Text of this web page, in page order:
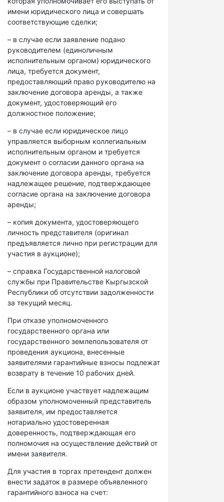
имени юридического лица и совершать
соответствующие сделки;
– в случае если заявление подано
руководителем (единоличным
исполнительным органом) юридического
лица, требуется документ,
предоставляющий право руководителю на
заключение договора аренды, а также
документ, удостоверяющий его
должностное положение;
– в случае если юридическое лицо
управляется выборным коллегиальным
исполнительным органом и требуется
документ о согласии данного органа на
заключение договора аренды, требуется
надлежащее решение, подтверждающее
согласие органа на заключение договора
аренды;
– копия документа, удостоверяющего
личность представителя (оригинал
предъявляется лично при регистрации для
участия в аукционе);
– справка Государственной налоговой
службы при Правительстве Кыргызской
Республики об отсутствии задолженности
за текущий месяц.
При отказе уполномоченного
государственного органа или
государственного землепользователя от
проведения аукциона, внесенные
заявителями гарантийные взносы подлежат
возврату в течение 10 рабочих дней.
Если в аукционе участвует надлежащим
образом уполномоченный представитель
заявителя, им предоставляется
нотариально удостоверенная
доверенность, подтверждающая его
полномочия на осуществление действий от
имени заявителя.
Для участия в торгах претендент должен
внести задаток в размере объявленного
гарантийного взноса на счет: